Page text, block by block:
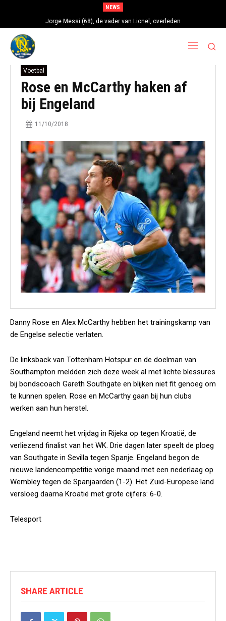
NEWS
Jorge Messi (68), de vader van Lionel, overleden
Voetbal
Rose en McCarthy haken af
bij Engeland
11/10/2018
Danny Rose en Alex McCarthy hebben het trainingskamp van
de Engelse selectie verlaten.
De linksback van Tottenham Hotspur en de doelman van
Southampton meldden zich deze week al met lichte blessures
bij bondscoach Gareth Southgate en blijken niet fit genoeg om
te kunnen spelen. Rose en McCarthy gaan bij hun clubs
werken aan hun herstel.
Engeland neemt het vrijdag in Rijeka op tegen Kroatië, de
verliezend finalist van het WK. Drie dagen later speelt de ploeg
van Southgate in Sevilla tegen Spanje. Engeland begon de
nieuwe landencompetitie vorige maand met een nederlaag op
Wembley tegen de Spanjaarden (1-2). Het Zuid-Europese land
versloeg daarna Kroatië met grote cijfers: 6-0.
Telesport
SHARE ARTICLE